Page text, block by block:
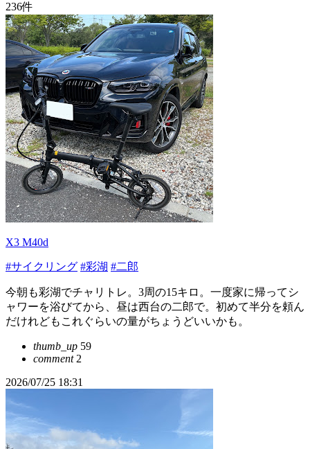
236件
X3 M40d
#サイクリング #彩湖 #二郎
今朝も彩湖でチャリトレ。3周の15キロ。一度家に帰ってシ
ャワーを浴びてから、昼は西台の二郎で。初めて半分を頼ん
だけれどもこれぐらいの量がちょうどいいかも。
thumb_up 59
comment2
2026/07/25 18:31